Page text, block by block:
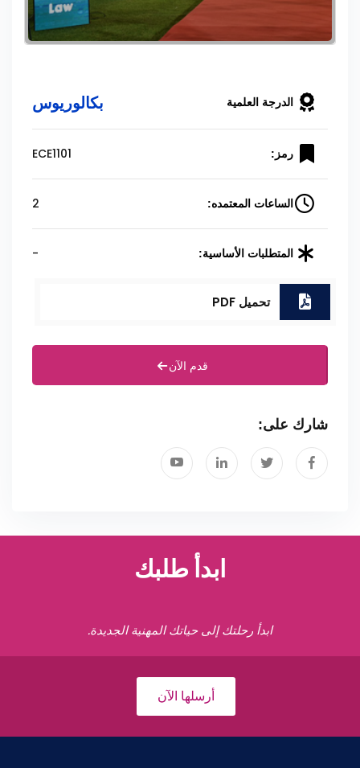
الدرجة العلمية بكالوريوس
رمز: ECE1101
الساعات المعتمده: 2
المتطلبات الأساسية: -
تحميل PDF
قدم الآن
شارك على:
ابدأ طلبك
ابدأ رحلتك إلى حياتك المهنية الجديدة.
أرسلها الآن